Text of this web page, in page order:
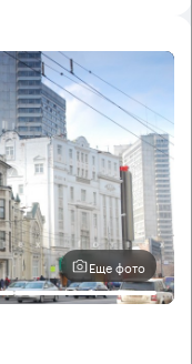
Еще фото